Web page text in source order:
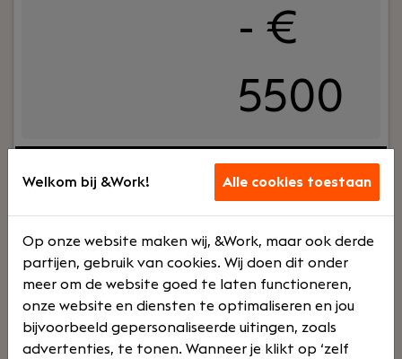
- €
5500
belastingadviseurs draait het om meer dan cijfers.
Om vertrouwen, samenwerking en ondernemers
werkvloer en goede lunches.Wij werken al jaren
voor een breed MKB-klantenbestand en staan
bekend om onze nuchtere aanpak,
betrokkenheid en persoonlijke aandacht – voor
klanten én collega’s.
Lees verder>
Welkom bij &Work! Alle cookies toestaan
Op onze website maken wij, &Work, maar ook derde
partijen, gebruik van cookies. Wij doen dit onder
meer om de website goed te laten functioneren,
onze website en diensten te optimaliseren en jou
bijvoorbeeld gepersonaliseerde uitingen, zoals
advertenties, te tonen. Wanneer je klikt op ‘zelf